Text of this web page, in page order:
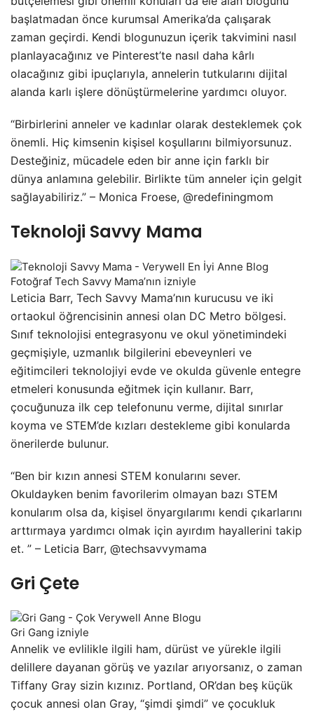
başlatmadan önce kurumsal Amerika’da çalışarak
zaman geçirdi. Kendi blogunuzun içerik takvimini nasıl
planlayacağınız ve Pinterest’te nasıl daha kârlı
olacağınız gibi ipuçlarıyla, annelerin tutkularını dijital
alanda karlı işlere dönüştürmelerine yardımcı oluyor.
“Birbirlerini anneler ve kadınlar olarak desteklemek çok
önemli. Hiç kimsenin kişisel koşullarını bilmiyorsunuz.
Desteğiniz, mücadele eden bir anne için farklı bir
dünya anlamına gelebilir. Birlikte tüm anneler için gelgit
sağlayabiliriz.” – Monica Froese, @redefiningmom
Teknoloji Savvy Mama
Fotoğraf Tech Savvy Mama’nın izniyle
Leticia Barr, Tech Savvy Mama’nın kurucusu ve iki
ortaokul öğrencisinin annesi olan DC Metro bölgesi.
Sınıf teknolojisi entegrasyonu ve okul yönetimindeki
geçmişiyle, uzmanlık bilgilerini ebeveynleri ve
eğitimcileri teknolojiyi evde ve okulda güvenle entegre
etmeleri konusunda eğitmek için kullanır. Barr,
çocuğunuza ilk cep telefonunu verme, dijital sınırlar
koyma ve STEM’de kızları destekleme gibi konularda
önerilerde bulunur.
“Ben bir kızın annesi STEM konularını sever.
Okuldayken benim favorilerim olmayan bazı STEM
konularım olsa da, kişisel önyargılarımı kendi çıkarlarını
arttırmaya yardımcı olmak için ayırdım hayallerini takip
et. ” – Leticia Barr, @techsavvymama
Gri Çete
Gri Gang izniyle
Annelik ve evlilikle ilgili ham, dürüst ve yürekle ilgili
delillere dayanan görüş ve yazılar arıyorsanız, o zaman
Tiffany Gray sizin kızınız. Portland, OR’dan beş küçük
çocuk annesi olan Gray, “şimdi şimdi” ve çocukluk